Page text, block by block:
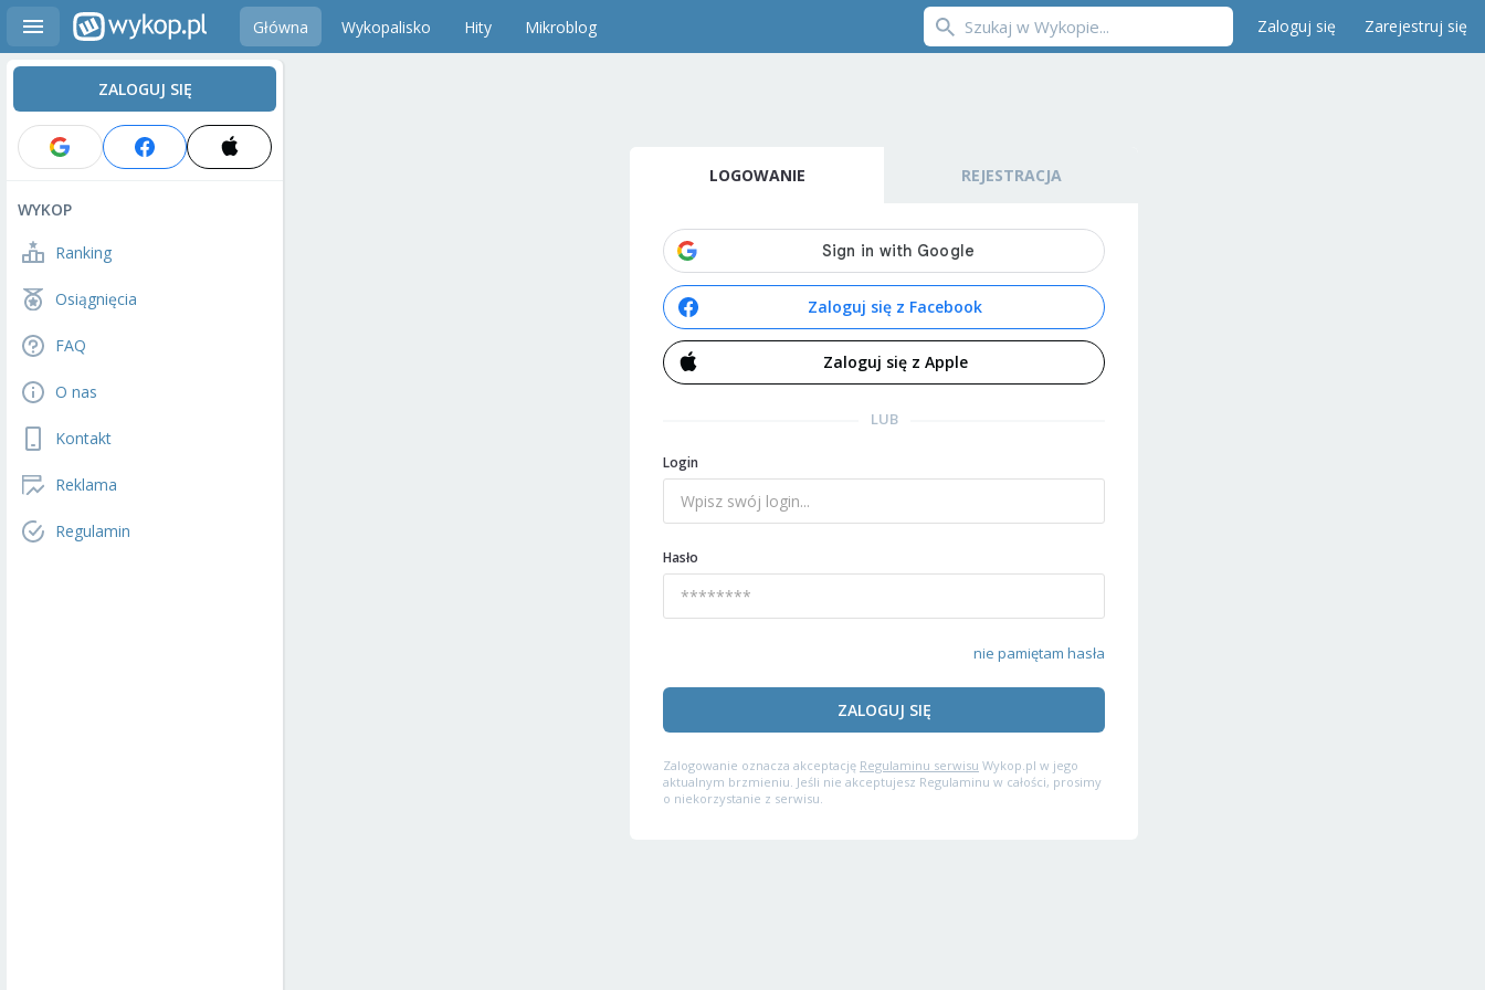
Główna Wykopalisko Hity Mikroblog Zaloguj się Zarejestruj się
ZALOGUJ SIĘ
WYKOP
Ranking
Osiągnięcia
FAQ
O nas
Kontakt
Reklama
Regulamin
LOGOWANIE REJESTRACJA
Zaloguj się z Facebook
Zaloguj się z Apple
LUB
Login
Hasło
nie pamiętam hasła
ZALOGUJ SIĘ
Zalogowanie oznacza akceptację Regulaminu serwisu Wykop.pl w jego
aktualnym brzmieniu. Jeśli nie akceptujesz Regulaminu w całości, prosimy
o niekorzystanie z serwisu.